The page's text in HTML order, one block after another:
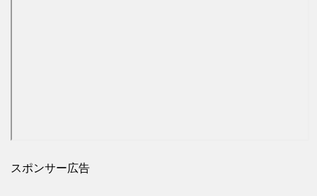
スポンサー広告